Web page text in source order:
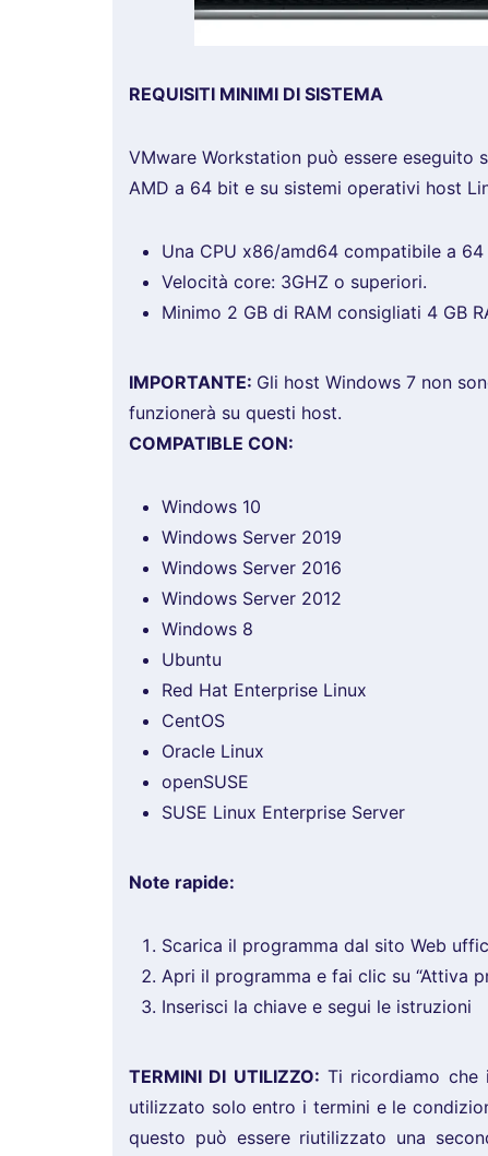
REQUISITI MINIMI DI SISTEMA
VMware Workstation può essere eseguito
AMD a 64 bit e su sistemi operativi host
Una CPU x86/amd64 compatibile a
Velocità core: 3GHZ o superiori.
Minimo 2 GB di RAM consigliati 4 GB
IMPORTANTE: Gli host Windows 7 non
funzionerà su questi host.
COMPATIBLE CON:
Windows 10
Windows Server 2019
Windows Server 2016
Windows Server 2012
Windows 8
Ubuntu
Red Hat Enterprise Linux
CentOS
Oracle Linux
openSUSE
SUSE Linux Enterprise Server
Note rapide:
Scarica il programma dal sito Web
Apri il programma e fai clic su “Attiva
Inserisci la chiave e segui le istruzioni
TERMINI DI UTILIZZO: Ti ricordiamo
utilizzato solo entro i termini e le
questo può essere riutilizzato una